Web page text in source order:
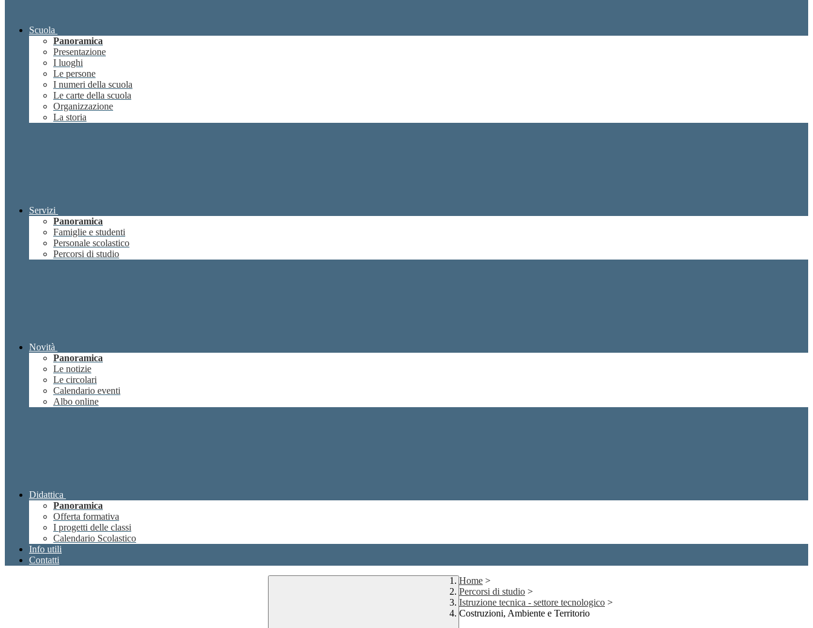
Scuola
Panoramica
Presentazione
I luoghi
Le persone
I numeri della scuola
Le carte della scuola
Organizzazione
La storia
Servizi
Panoramica
Famiglie e studenti
Personale scolastico
Percorsi di studio
Novità
Panoramica
Le notizie
Le circolari
Calendario eventi
Albo online
Didattica
Panoramica
Offerta formativa
I progetti delle classi
Calendario Scolastico
Info utili
Contatti
Home >
Percorsi di studio >
Istruzione tecnica - settore tecnologico >
Costruzioni, Ambiente e Territorio